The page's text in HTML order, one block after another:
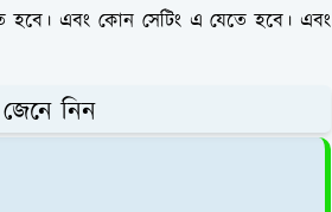
হবে। এবং কোন সেটিং এ যেতে হবে। এবং
নিন